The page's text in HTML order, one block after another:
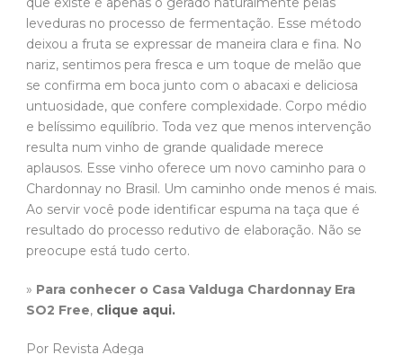
leveduras no processo de fermentação. Esse método
deixou a fruta se expressar de maneira clara e fina. No
nariz, sentimos pera fresca e um toque de melão que
se confirma em boca junto com o abacaxi e deliciosa
untuosidade, que confere complexidade. Corpo médio
e belíssimo equilíbrio. Toda vez que menos intervenção
resulta num vinho de grande qualidade merece
aplausos. Esse vinho oferece um novo caminho para o
Chardonnay no Brasil. Um caminho onde menos é mais.
Ao servir você pode identificar espuma na taça que é
resultado do processo redutivo de elaboração. Não se
preocupe está tudo certo.
» Para conhecer o Casa Valduga Chardonnay Era
SO2 Free, clique aqui.
Por Revista Adega